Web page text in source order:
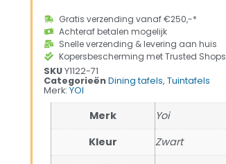
Gratis verzending vanaf €250,-*
Achteraf betalen mogelijk
Snelle verzending & levering aan huis
Kopersbescherming met Trusted Shops
SKUY1122-71
CategorieënDining tafels, Tuintafels
Merk: YOI
Merk
Yoi
Kleur
Zwart